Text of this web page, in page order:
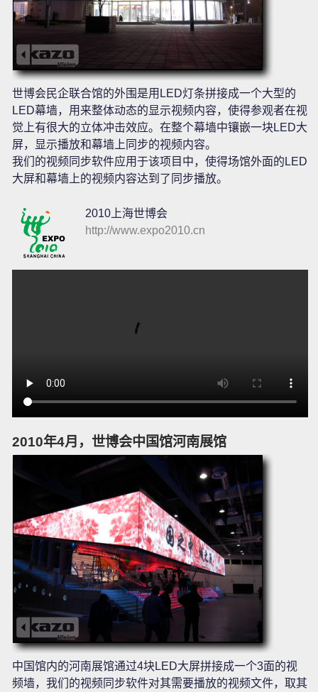
世博会民企联合馆的外围是用LED灯条拼接成一个大型的
LED幕墙，用来整体动态的显示视频内容，使得参观者在视
觉上有很大的立体冲击效应。在整个幕墙中镶嵌一块LED大
屏，显示播放和幕墙上同步的视频内容。
我们的视频同步软件应用于该项目中，使得场馆外面的LED
大屏和幕墙上的视频内容达到了同步播放。
2010上海世博会
http://www.expo2010.cn
2010年4月，世博会中国馆河南展馆
中国馆内的河南展馆通过4块LED大屏拼接成一个3面的视
频墙，我们的视频同步软件对其需要播放的视频文件，取其